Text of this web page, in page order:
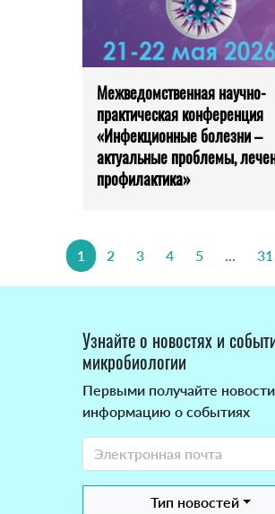
Межведомственная научно-
практическая конференция
«Инфекционные болезни –
актуальные проблемы,
профилактика»
1 2 3 4 5 ... 31
Узнайте о новостях и
микробиологии
Первыми получайте
информацию о событиях
Тип новостей